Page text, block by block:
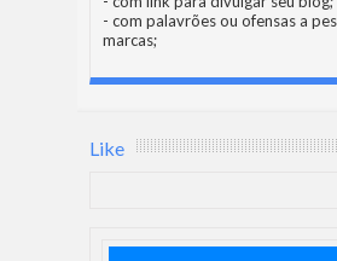
- com palavrões ou ofensas a
marcas;
Like